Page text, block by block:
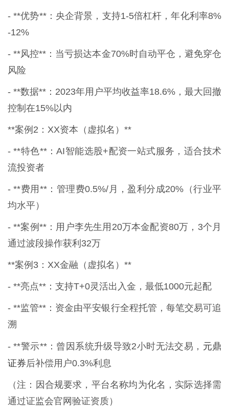
- **优势**：央企背景，支持1-5倍杠杆，年化利率8%
-12%
- **风控**：当亏损达本金70%时自动平仓，避免穿仓
风险
- **数据**：2023年用户平均收益率18.6%，最大回撤
控制在15%以内
**案例2：XX资本（虚拟名）**
- **特色**：AI智能选股+配资一站式服务，适合技术
流投资者
- **费用**：管理费0.5%/月，盈利分成20%（行业平
均水平）
- **案例**：用户李先生用20万本金配资80万，3个月
通过波段操作获利32万
**案例3：XX金融（虚拟名）**
- **亮点**：支持T+0灵活出入金，最低1000元起配
- **监管**：资金由平安银行全程托管，每笔交易可追
溯
- **警示**：曾因系统升级导致2小时无法交易， 元鼎
证券后补偿用户0.3%利息
（注：因合规要求，平台名称均为化名，实际选择需
通过证监会官网验证资质）